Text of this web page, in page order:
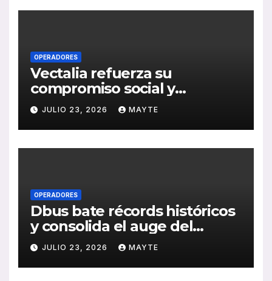
OPERADORES
Vectalia refuerza su
compromiso social y
medioambiental con la
publicación de su Memoria
de RSC 2025
JULIO 23, 2026 MAYTE
OPERADORES
Dbus bate récords históricos
y consolida el auge del
transporte público en San
Sebastián
JULIO 23, 2026 MAYTE